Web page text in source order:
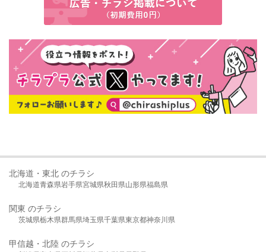
北海道・東北 のチラシ
北海道青森県岩手県宮城県秋田県山形県福島県
関東 のチラシ
茨城県栃木県群馬県埼玉県千葉県東京都神奈川県
甲信越・北陸 のチラシ